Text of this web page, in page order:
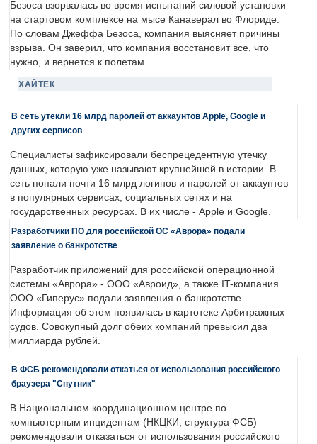
Безоса взорвалась во время испытаний силовой установки
на стартовом комплексе на мысе Канаверал во Флориде.
По словам Джеффа Безоса, компания выясняет причины
взрыва. Он заверил, что компания восстановит все, что
нужно, и вернется к полетам.
ХАЙТЕК
В сеть утекли 16 млрд паролей от аккаунтов Apple, Google и
других сервисов
Специалисты зафиксировали беспрецедентную утечку
данных, которую уже называют крупнейшей в истории. В
сеть попали почти 16 млрд логинов и паролей от аккаунтов
в популярных сервисах, социальных сетях и на
государственных ресурсах. В их числе - Apple и Google.
Разработчики ПО для российской ОС «Аврора» подали
заявление о банкротстве
Разработчик приложений для российской операционной
системы «Аврора» - ООО «Авроид», а также IT-компания
ООО «Гиперус» подали заявления о банкротстве.
Информация об этом появилась в картотеке Арбитражных
судов. Совокупный долг обеих компаний превысил два
миллиарда рублей.
В ФСБ рекомендовали откаться от использования российского
браузера "Спутник"
В Национальном координационном центре по
компьютерным инцидентам (НКЦКИ, структура ФСБ)
рекомендовали отказаться от использования российского